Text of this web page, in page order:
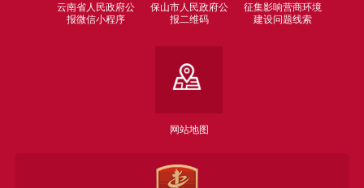
云南省人民政府公
报微信小程序
保山市人民政府公
报二维码
征集影响营商环境
建设问题线索
网站地图